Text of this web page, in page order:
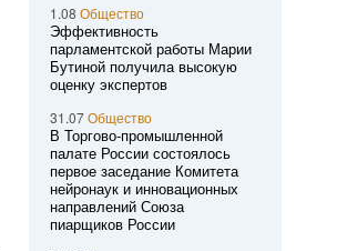
1.08 Общество
Эффективность
парламентской работы Марии
Бутиной получила высокую
оценку экспертов
31.07Общество
В Торгово-промышленной
палате России состоялось
первое заседание Комитета
нейронаук и инновационных
направлений Союза
пиарщиков России